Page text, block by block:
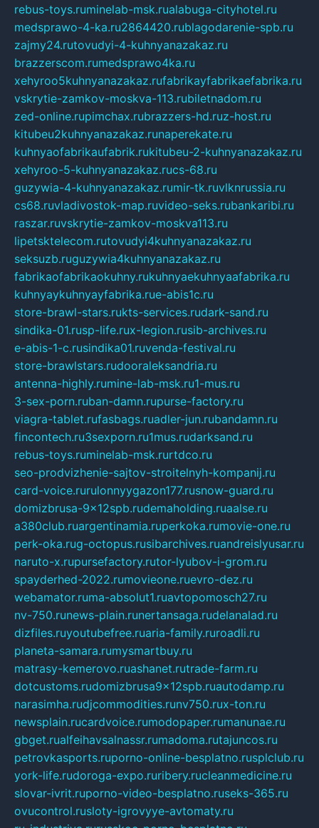
rebus-toys.ruminelab-msk.rualabuga-cityhotel.ru
medsprawo-4-ka.ru2864420.rublagodarenie-spb.ru
zajmy24.rutovudyi-4-kuhnyanazakaz.ru
brazzerscom.rumedsprawo4ka.ru
xehyroo5kuhnyanazakaz.rufabrikayfabrikaefabrika.ru
vskrytie-zamkov-moskva-113.rubiletnadom.ru
zed-online.rupimchax.rubrazzers-hd.ruz-host.ru
kitubeu2kuhnyanazakaz.runaperekate.ru
kuhnyaofabrikaufabrik.rukitubeu-2-kuhnyanazakaz.ru
xehyroo-5-kuhnyanazakaz.rucs-68.ru
guzywia-4-kuhnyanazakaz.rumir-tk.ruvlknrussia.ru
cs68.ruvladivostok-map.ruvideo-seks.rubankaribi.ru
raszar.ruvskrytie-zamkov-moskva113.ru
lipetsktelecom.rutovudyi4kuhnyanazakaz.ru
seksuzb.ruguzywia4kuhnyanazakaz.ru
fabrikaofabrikaokuhny.rukuhnyaekuhnyaafabrika.ru
kuhnyaykuhnyayfabrika.rue-abis1c.ru
store-brawl-stars.rukts-services.rudark-sand.ru
sindika-01.rusp-life.rux-legion.rusib-archives.ru
e-abis-1-c.rusindika01.ruvenda-festival.ru
store-brawlstars.rudooraleksandria.ru
antenna-highly.rumine-lab-msk.ru1-mus.ru
3-sex-porn.ruban-damn.rupurse-factory.ru
viagra-tablet.rufasbags.ruadler-jun.rubandamn.ru
fincontech.ru3sexporn.ru1mus.rudarksand.ru
rebus-toys.ruminelab-msk.rurtdco.ru
seo-prodvizhenie-sajtov-stroitelnyh-kompanij.ru
card-voice.rurulonnyygazon177.rusnow-guard.ru
domizbrusa-9x12spb.rudemaholding.ruaalse.ru
a380club.ruargentinamia.ruperkoka.rumovie-one.ru
perk-oka.rug-octopus.rusibarchives.ruandreislyusar.ru
naruto-x.rupursefactory.rutor-lyubov-i-grom.ru
spayderhed-2022.rumovieone.ruevro-dez.ru
webamator.ruma-absolut1.ruavtopomosch27.ru
nv-750.runews-plain.runertansaga.rudelanalad.ru
dizfiles.ruyoutubefree.ruaria-family.ruroadli.ru
planeta-samara.rumysmartbuy.ru
matrasy-kemerovo.ruashanet.rutrade-farm.ru
dotcustoms.rudomizbrusa9x12spb.ruautodamp.ru
narasimha.rudjcommodities.runv750.rux-ton.ru
newsplain.rucardvoice.rumodopaper.rumanunae.ru
gbget.rualfeihavsalnassr.rumadoma.rutajuncos.ru
petrovkasports.ruporno-online-besplatno.rusplclub.ru
york-life.rudoroga-expo.ruribery.rucleanmedicine.ru
slovar-ivrit.ruporno-video-besplatno.ruseks-365.ru
ovucontrol.rusloty-igrovyye-avtomaty.ru